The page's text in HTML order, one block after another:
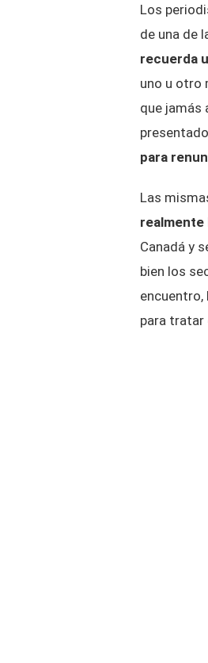
Los
de una de
recuerda
uno u otro
que jamás
para
Las
realmente
Canadá y
bien los
encuentro,
para tratar